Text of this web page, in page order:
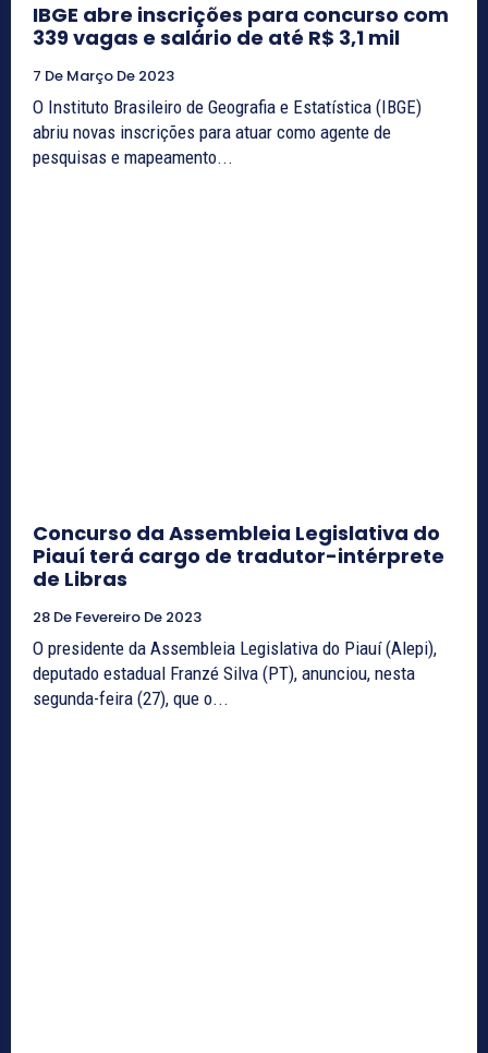
IBGE abre inscrições para concurso com
339 vagas e salário de até R$ 3,1 mil
7 De Março De 2023
O Instituto Brasileiro de Geografia e Estatística (IBGE)
abriu novas inscrições para atuar como agente de
pesquisas e mapeamento...
Concurso da Assembleia Legislativa do
Piauí terá cargo de tradutor-intérprete
de Libras
28 De Fevereiro De 2023
O presidente da Assembleia Legislativa do Piauí (Alepi),
deputado estadual Franzé Silva (PT), anunciou, nesta
segunda-feira (27), que o...